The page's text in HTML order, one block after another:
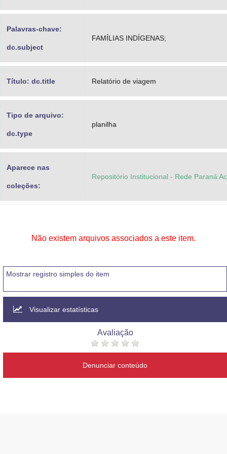
Palavras-chave:
dc.subject
FAMÍLIAS INDÍGENAS;
Título: dc.title Relatório de viagem
Tipo de arquivo:
dc.type
planilha
Aparece nas
coleções:
Repositório Institucional - Rede Paraná
Não existem arquivos associados a este item.
Mostrar registro simples do item
Visualizar estatísticas
Avaliação
Denunciar conteúdo